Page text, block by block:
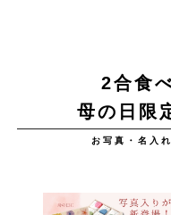
2合食
母の日限
お写真・名入